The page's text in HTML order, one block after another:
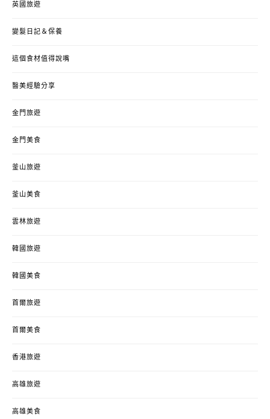
英國旅遊
變髮日記＆保養
這個食材值得說嘴
醫美經驗分享
金門旅遊
金門美食
釜山旅遊
釜山美食
雲林旅遊
韓國旅遊
韓國美食
首爾旅遊
首爾美食
香港旅遊
高雄旅遊
高雄美食